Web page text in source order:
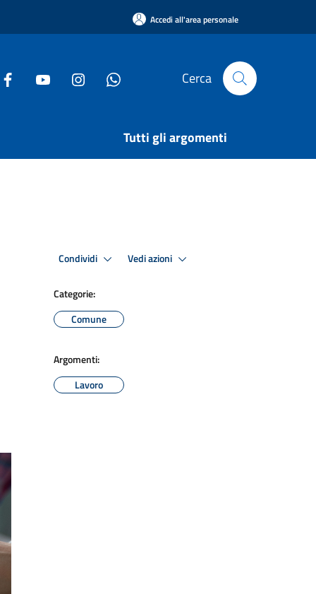
Accedi all'area personale
Cerca
Tutti gli argomenti
Condividi Vedi azioni
Categorie:
Comune
Argomenti:
Lavoro